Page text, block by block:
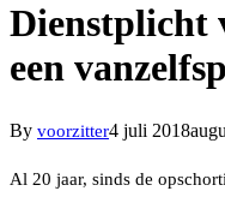
Dienstplicht
een
By voorzitter4 juli 2018
Al 20 jaar, sinds de